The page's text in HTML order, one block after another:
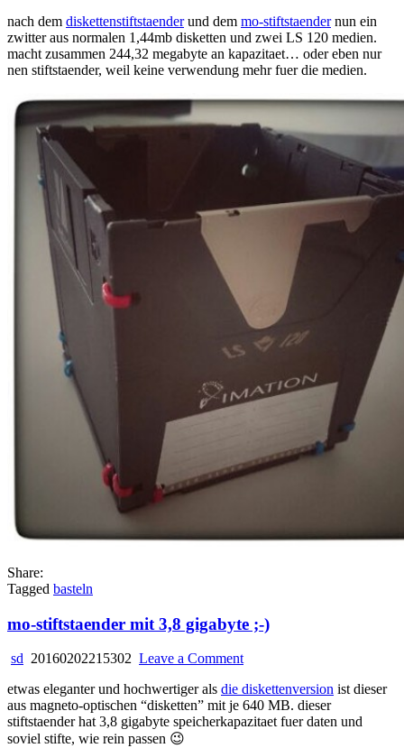
megabyte
stiftstaender
nach dem diskettenstiftstaenderund dem mo-stiftstaendernun ein
zwitter aus normalen 1,44mb disketten und zwei LS 120 medien.
macht zusammen 244,32 megabyte an kapazitaet… oder eben nur
nen stiftstaender, weil keine verwendung mehr fuer die medien.
Share:
Tagged basteln
mo-stiftstaender mit 3,8 gigabyte ;-)
sd 20160202215302 Leave a Commenton
stiftstaender
mit
3,8
etwas eleganter und hochwertiger als die diskettenversion ist dieser
aus magneto-optischen “disketten” mit je 640 MB. dieser
stiftstaender hat 3,8 gigabyte speicherkapazitaet fuer daten und
soviel stifte, wie rein passen 😉